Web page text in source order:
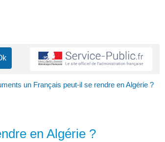
un Français peut-il se rendre en Algérie ?
en Algérie ?